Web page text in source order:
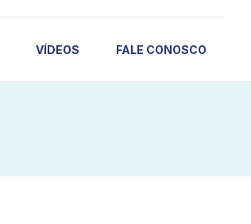
VÍDEOS FALE CONOSCO